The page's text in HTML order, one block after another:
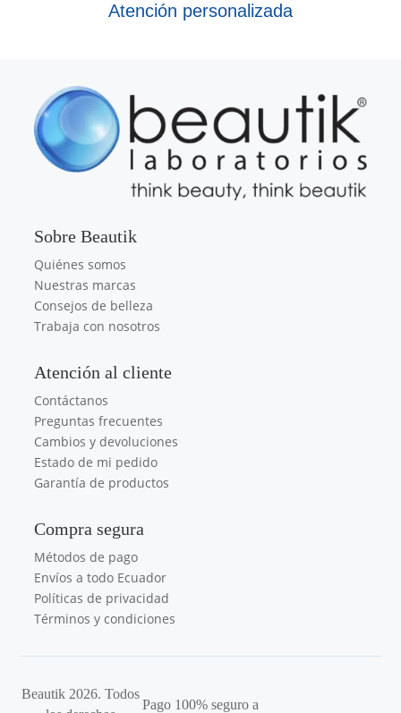
Atención personalizada
Sobre Beautik
Quiénes somos
Nuestras marcas
Consejos de belleza
Trabaja con nosotros
Atención al cliente
Contáctanos
Preguntas frecuentes
Cambios y devoluciones
Estado de mi pedido
Garantía de productos
Compra segura
Métodos de pago
Envíos a todo Ecuador
Políticas de privacidad
Términos y condiciones
Beautik 2026. Todos
Pago 100% seguro a